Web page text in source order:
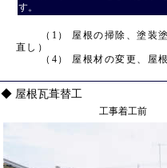
す。
（1） 屋根の掃除、塗装
直し）
（4） 屋根材の変更、屋
◆ 屋根瓦葺替工
工事着工前